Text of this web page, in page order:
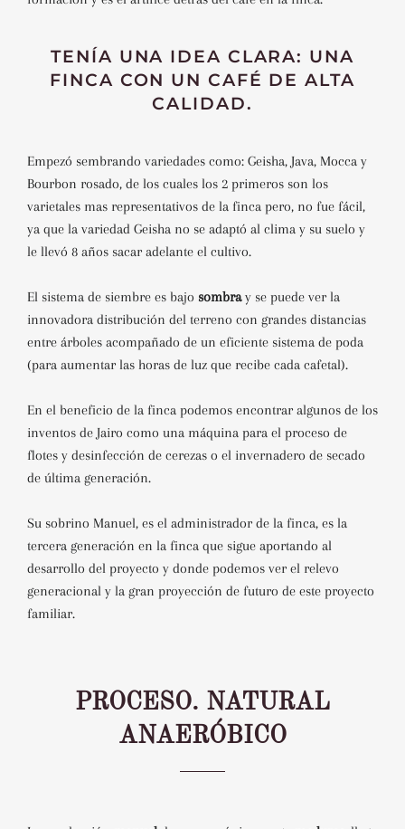
TENÍA UNA IDEA CLARA: UNA
FINCA CON UN CAFÉ DE ALTA
CALIDAD.
Empezó sembrando variedades como: Geisha, Java, Mocca y
Bourbon rosado, de los cuales los 2 primeros son los
varietales mas representativos de la finca pero, no fue fácil,
ya que la variedad Geisha no se adaptó al clima y su suelo y
le llevó 8 años sacar adelante el cultivo.
El sistema de siembre es bajo sombray se puede ver la
innovadora distribución del terreno con grandes distancias
entre árboles acompañado de un eficiente sistema de poda
(para aumentar las horas de luz que recibe cada cafetal).
En el beneficio de la finca podemos encontrar algunos de los
inventos de Jairo como una máquina para el proceso de
flotes y desinfección de cerezas o el invernadero de secado
de última generación.
Su sobrino Manuel, es el administrador de la finca, es la
tercera generación en la finca que sigue aportando al
desarrollo del proyecto y donde podemos ver el relevo
generacional y la gran proyección de futuro de este proyecto
familiar.
PROCESO. NATURAL
ANAERÓBICO